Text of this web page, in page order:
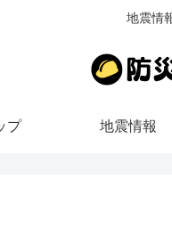
地震情
プ 地震情報